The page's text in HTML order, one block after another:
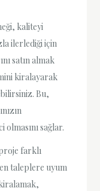
kaliteyi
ilerlediği için
satın almak
kiralayarak
Bu,
sağlar.
farklı
taleplere uyum